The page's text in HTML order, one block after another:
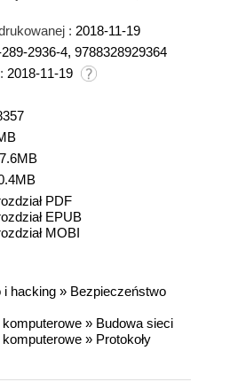
: 2018-11-19
2936-4, 9788328929364
2018-11-19
PDF
EPUB
MOBI
i hacking » Bezpieczeństwo
komputerowe » Budowa sieci
komputerowe » Protokoły